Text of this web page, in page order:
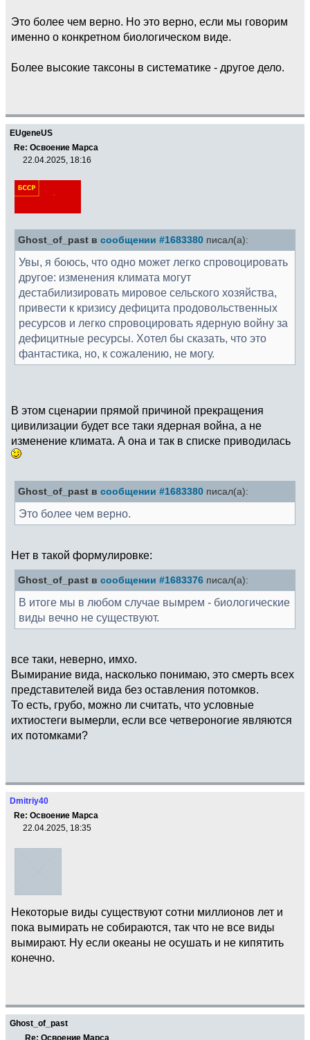
Это более чем верно. Но это верно, если мы говорим
именно о конкретном биологическом виде.
Более высокие таксоны в систематике - другое дело.
EUgeneUS
Re: Освоение Марса
22.04.2025, 18:16
Ghost_of_past в сообщении #1683380 писал(а):
Увы, я боюсь, что одно может легко спровоцировать
другое: изменения климата могут
дестабилизировать мировое сельского хозяйства,
привести к кризису дефицита продовольственных
ресурсов и легко спровоцировать ядерную войну за
дефицитные ресурсы. Хотел бы сказать, что это
фантастика, но, к сожалению, не могу.
В этом сценарии прямой причиной прекращения
цивилизации будет все таки ядерная война, а не
изменение климата. А она и так в списке приводилась
Ghost_of_past в сообщении #1683380 писал(а):
Это более чем верно.
Нет в такой формулировке:
Ghost_of_past в сообщении #1683376 писал(а):
В итоге мы в любом случае вымрем - биологические
виды вечно не существуют.
все таки, неверно, имхо.
Вымирание вида, насколько понимаю, это смерть всех
представителей вида без оставления потомков.
То есть, грубо, можно ли считать, что условные
ихтиостеги вымерли, если все четвероногие являются
их потомками?
Dmitriy40
Re: Освоение Марса
22.04.2025, 18:35
Некоторые виды существуют сотни миллионов лет и
пока вымирать не собираются, так что не все виды
вымирают. Ну если океаны не осушать и не кипятить
конечно.
Ghost_of_past
Re: Освоение Марса